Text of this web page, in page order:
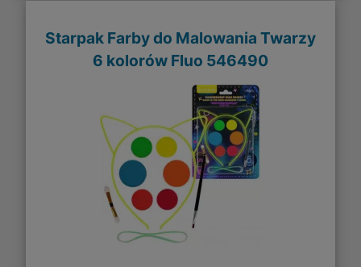
Starpak Farby do Malowania Twarzy
6 kolorów Fluo 546490